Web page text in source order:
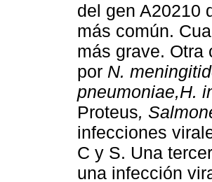
del gen A20210
más común.
más grave. Otra
por N.
pneumoniae,H.
Proteus,
infecciones
C y S. Una
una infección